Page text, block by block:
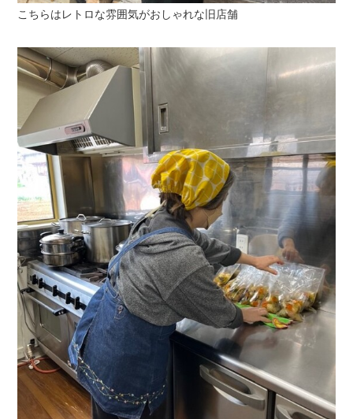
こちらはレトロな雰囲気がおしゃれな旧店舗